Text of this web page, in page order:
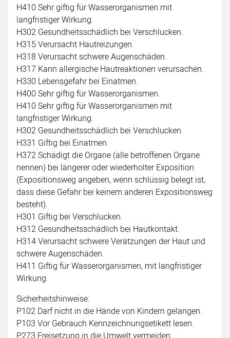
H410 Sehr giftig für Wasserorganismen mit
langfristiger Wirkung.
H302 Gesundheitsschädlich bei Verschlucken.
H315 Verursacht Hautreizungen.
H318 Verursacht schwere Augenschäden.
H317 Kann allergische Hautreaktionen verursachen.
H330 Lebensgefahr bei Einatmen.
H400 Sehr giftig für Wasserorganismen.
H410 Sehr giftig für Wasserorganismen mit
langfristiger Wirkung.
H302 Gesundheitsschädlich bei Verschlucken.
H331 Giftig bei Einatmen.
H372 Schädigt die Organe (alle betroffenen Organe
nennen) bei längerer oder wiederholter Exposition
(Expositionsweg angeben, wenn schlüssig belegt ist,
dass diese Gefahr bei keinem anderen Expositionsweg
besteht).
H301 Giftig bei Verschlucken.
H312 Gesundheitsschädlich bei Hautkontakt.
H314 Verursacht schwere Verätzungen der Haut und
schwere Augenschäden.
H411 Giftig für Wasserorganismen, mit langfristiger
Wirkung.
Sicherheitshinweise:
P102 Darf nicht in die Hände von Kindern gelangen.
P103 Vor Gebrauch Kennzeichnungsetikett lesen.